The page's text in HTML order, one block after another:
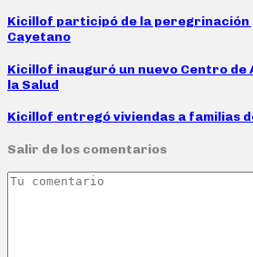
Kicillof participó de la peregrinación
Cayetano
Kicillof inauguró un nuevo Centro de
la Salud
Kicillof entregó viviendas a familias
Salir de los comentarios